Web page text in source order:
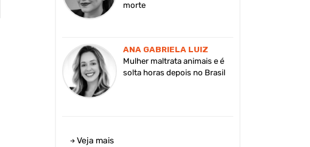
morte
ANA GABRIELA LUIZ
Mulher maltrata animais e é
solta horas depois no Brasil
Veja mais